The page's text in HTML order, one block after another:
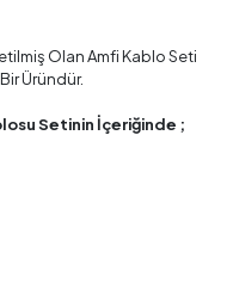
Olan Amfi Kablo Seti
Üründür.
Setinin İçeriğinde ;